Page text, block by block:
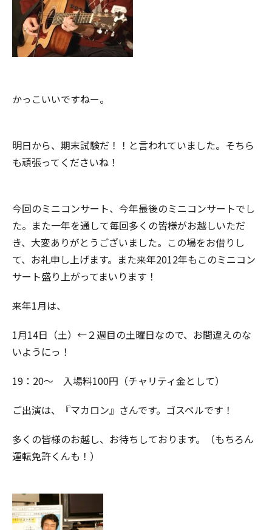
かっこいいですねー。
明日から、期末試験だ！！と言われていました。そちら
も頑張ってくださいね！
今回のミニコンサート、今年最後のミニコンサートでし
た。また一年を通して毎回多くの皆様がお越しいただ
き、大変ありがとうございました。この場をお借りし
て、お礼申し上げます。また来年2012年もこのミニコン
サート盛り上がってまいります！
来年1月は、
1月14日（土）←２週目の土曜日なので、お間違えのな
いようにっ！
19：20～ 入場料100円（チャリティ金として）
ご出演は、『マカロン』さんです。ゴスペルです！
多くの皆様のお越し、お待ちしております。（もちろん
運転免許くんも！）